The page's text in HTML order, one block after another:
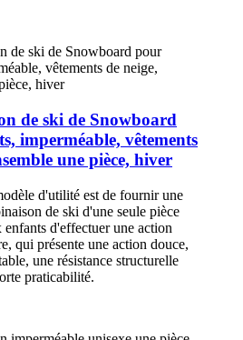
de ski de Snowboard
imperméable, vêtements
une pièce, hiver
d'utilité est de fournir une
de ski d'une seule pièce
enfants d'effectuer une action
qui présente une action douce,
une résistance structurelle
praticabilité.